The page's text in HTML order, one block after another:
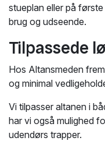
stueplan eller på
brug og udseende.
Tilpassede
Hos Altansmeden
og minimal
Vi tilpasser altanen i
har vi også mulighed
udendørs trapper.